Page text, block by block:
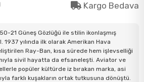
Kargo Bedava
21 Güneş Gözlüğü ile stilin ikonlaşmış
1937 yılında ilk olarak Amerikan Hava
Ray-Ban, kısa sürede hem işlevselliği
sivil hayatta da efsaneleşti. Aviator ve
popüler kültürde iz bırakan marka, asi
farklı kuşakların ortak tutkusuna dönüştü.